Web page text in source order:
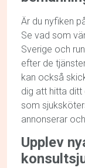
Är du nyfiken
Se vad som
Sverige och
efter de
kan också
dig att hitta ditt
som
annonserar
Upplev